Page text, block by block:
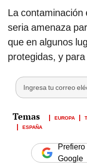
La
seria amenaza
que en algunos
protegidas, y
EUROPA
ESPAÑA
Google